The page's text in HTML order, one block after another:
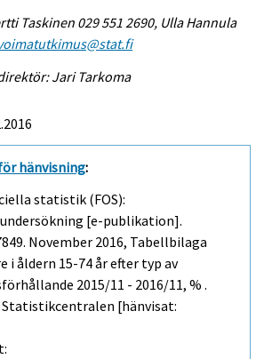
Taskinen 029 551 2690, Ulla Hannula
Jari Tarkoma
hänvisning:
statistik (FOS):
[e-publikation].
November 2016, Tabellbilaga
i åldern 15-74 år efter typ av
2015/11 - 2016/11, % .
[hänvisat: